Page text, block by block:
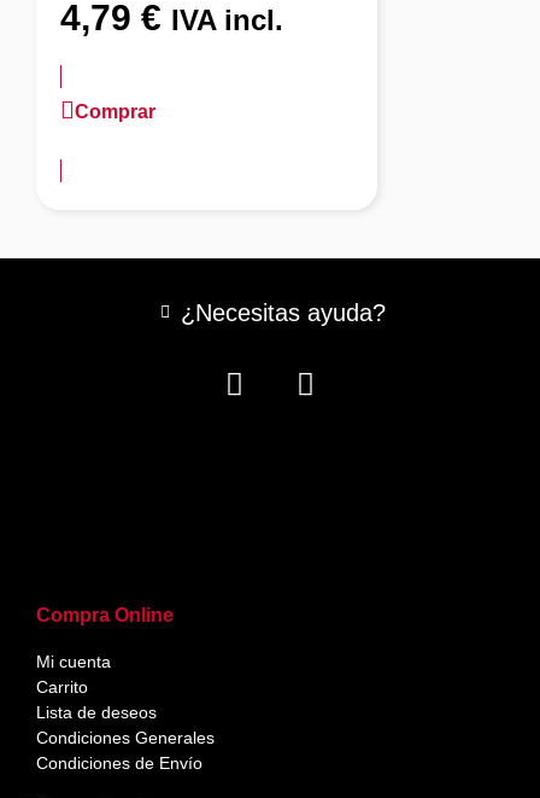
4,79 € IVA incl.
Comprar
Compra Online
Mi cuenta
Carrito
Lista de deseos
Condiciones Generales
Condiciones de Envío
¿Necesitas ayuda?